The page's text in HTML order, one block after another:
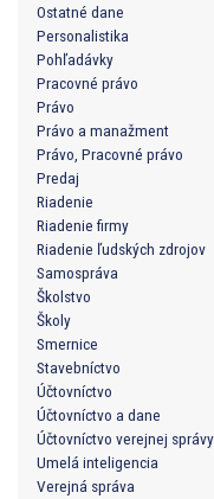
Ostatné dane
Personalistika
Pohľadávky
Pracovné právo
Právo
Právo a manažment
Právo, Pracovné právo
Predaj
Riadenie
Riadenie firmy
Riadenie ľudských zdrojov
Samospráva
Školstvo
Školy
Smernice
Stavebníctvo
Účtovníctvo
Účtovníctvo a dane
Účtovníctvo verejnej správy
Umelá inteligencia
Verejná správa